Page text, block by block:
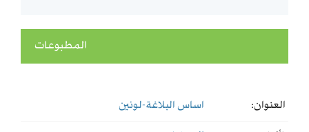
المطبوعات
العنوان:
اساس البلاغة-لونين